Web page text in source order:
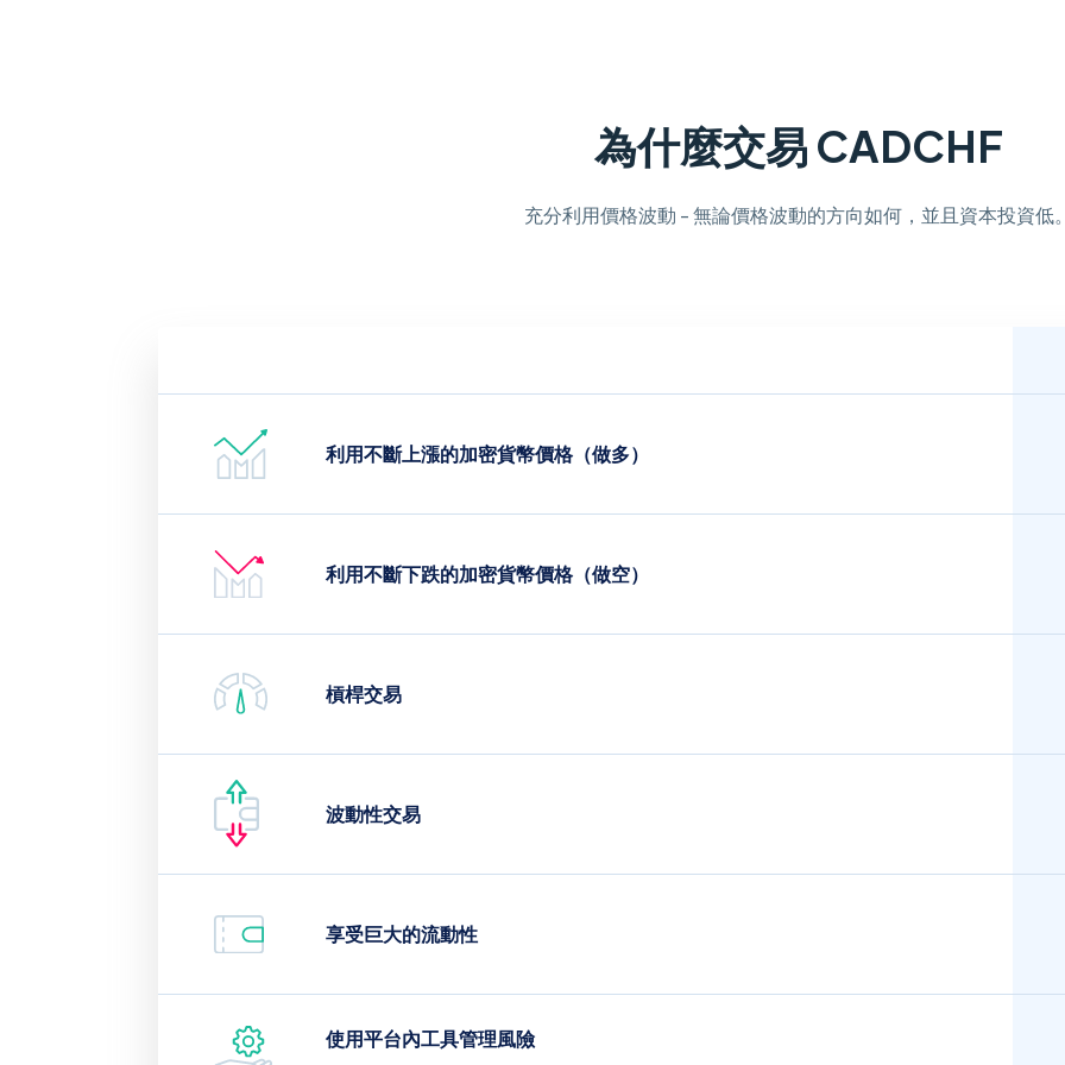
為什麼交易 CADCHF
充分利用價格波動 - 無論價格波動的方向如何，並且資本投資低
利用不斷上漲的加密貨幣價格（做多）
利用不斷下跌的加密貨幣價格（做空）
槓桿交易
波動性交易
享受巨大的流動性
使用平台內工具管理風險